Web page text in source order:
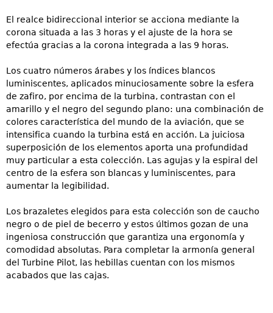
El realce bidireccional interior se acciona mediante la
corona situada a las 3 horas y el ajuste de la hora se
efectúa gracias a la corona integrada a las 9 horas.
Los cuatro números árabes y los índices blancos
luminiscentes, aplicados minuciosamente sobre la esfera
de zafiro, por encima de la turbina, contrastan con el
amarillo y el negro del segundo plano: una combinación de
colores característica del mundo de la aviación, que se
intensifica cuando la turbina está en acción. La juiciosa
superposición de los elementos aporta una profundidad
muy particular a esta colección. Las agujas y la espiral del
centro de la esfera son blancas y luminiscentes, para
aumentar la legibilidad.
Los brazaletes elegidos para esta colección son de caucho
negro o de piel de becerro y estos últimos gozan de una
ingeniosa construcción que garantiza una ergonomía y
comodidad absolutas. Para completar la armonía general
del Turbine Pilot, las hebillas cuentan con los mismos
acabados que las cajas.